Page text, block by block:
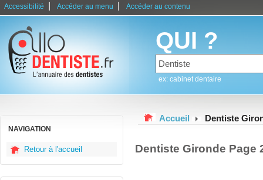
Accessibilité Accéder au menu Accéder au contenu
QUI ?
ex: cabinet dentaire
NAVIGATION
Retour à l'accueil
Accueil Dentiste
Dentiste Gironde Page